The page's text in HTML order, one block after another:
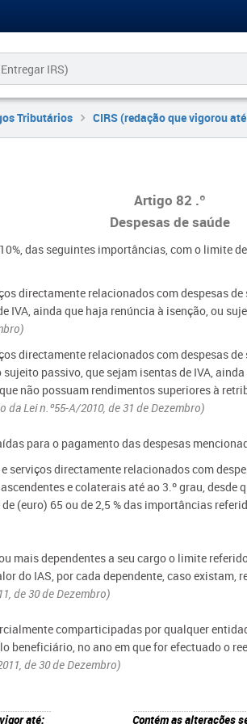
Tributários CIRS (redação que vigorou
Artigo 82 .º
Despesas de saúde
das seguintes importâncias, com o limite
directamente relacionados com despesas
IVA, ainda que haja renúncia à isenção, ou
directamente relacionados com despesas
passivo, que sejam isentas de IVA,
não possuam rendimentos superiores à
da Lei n.º55-A/2010, de 31 de Dezembro)
para o pagamento das despesas
serviços directamente relacionados com
e colaterais até ao 3.º grau,
(euro) 65 ou de 2,5 % das importâncias
mais dependentes a seu cargo o limite
do IAS, por cada dependente, caso existam,
de 30 de Dezembro)
comparticipadas por qualquer
beneficiário, no ano em que for efectuado o
de 30 de Dezembro)
até: Contém as alterações